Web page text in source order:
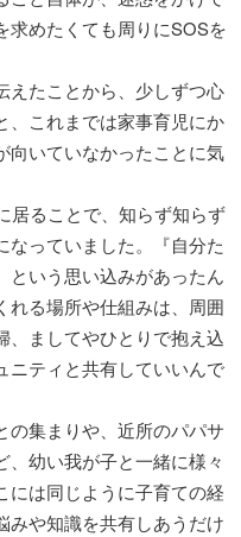
求めたくても周りにSOSを
たことから、少しずつ心
、これまでは家事育児にか
向いていなかったことに気
居ることで、知らず知らず
なっていました。『自分た
という思い込みがあったん
れる場所や仕組みは、周囲
、ましてやひとりで抱え込
ニティと共有していいんで
集まりや、近所のパパサ
、幼い我が子と一緒に様々
には同じように子育ての経
みや知識を共有しあうだけ